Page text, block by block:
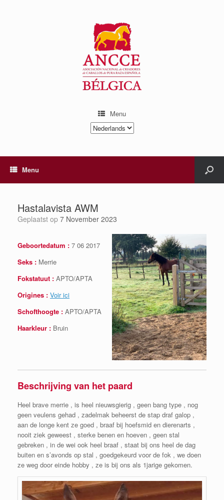
Menu
Kies
een
Menu
Hastalavista AWM
Geplaatst op 7 November 2023
Geboortedatum : 7 06 2017
Seks : Merrie
Fokstatuut : APTO/APTA
Origines : Voir ici
Schofthoogte : APTO/APTA
Haarkleur : Bruin
Beschrijving van het paard
Heel brave merrie , is heel nieuwsgierig , geen bang type , nog
geen veulens gehad , zadelmak beheerst de stap draf galop ,
aan de longe kent ze goed , braaf bij hoefsmid en dierenarts ,
nooit ziek geweest , sterke benen en hoeven , geen stal
gebreken , in de wei ook heel braaf , staat bij ons heel de dag
buiten en s’avonds op stal , goedgekeurd voor de fok , we doen
ze weg door einde hobby , ze is bij ons als 1jarige gekomen.